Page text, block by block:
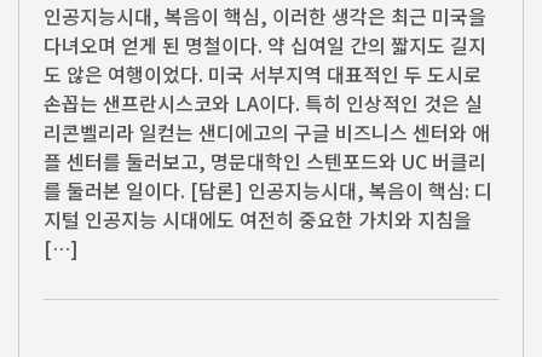
인공지능시대, 복음이 핵심, 이러한 생각은 최근 미국을
다녀오며 얻게 된 명철이다. 약 십여일 간의 짧지도 길지
도 않은 여행이었다. 미국 서부지역 대표적인 두 도시로
손꼽는 샌프란시스코와 LA이다. 특히 인상적인 것은 실
리콘벨리라 일컫는 샌디에고의 구글 비즈니스 센터와 애
플 센터를 둘러보고, 명문대학인 스텐포드와 UC 버클리
를 둘러본 일이다. [담론] 인공지능시대, 복음이 핵심: 디
지털 인공지능 시대에도 여전히 중요한 가치와 지침을
[…]